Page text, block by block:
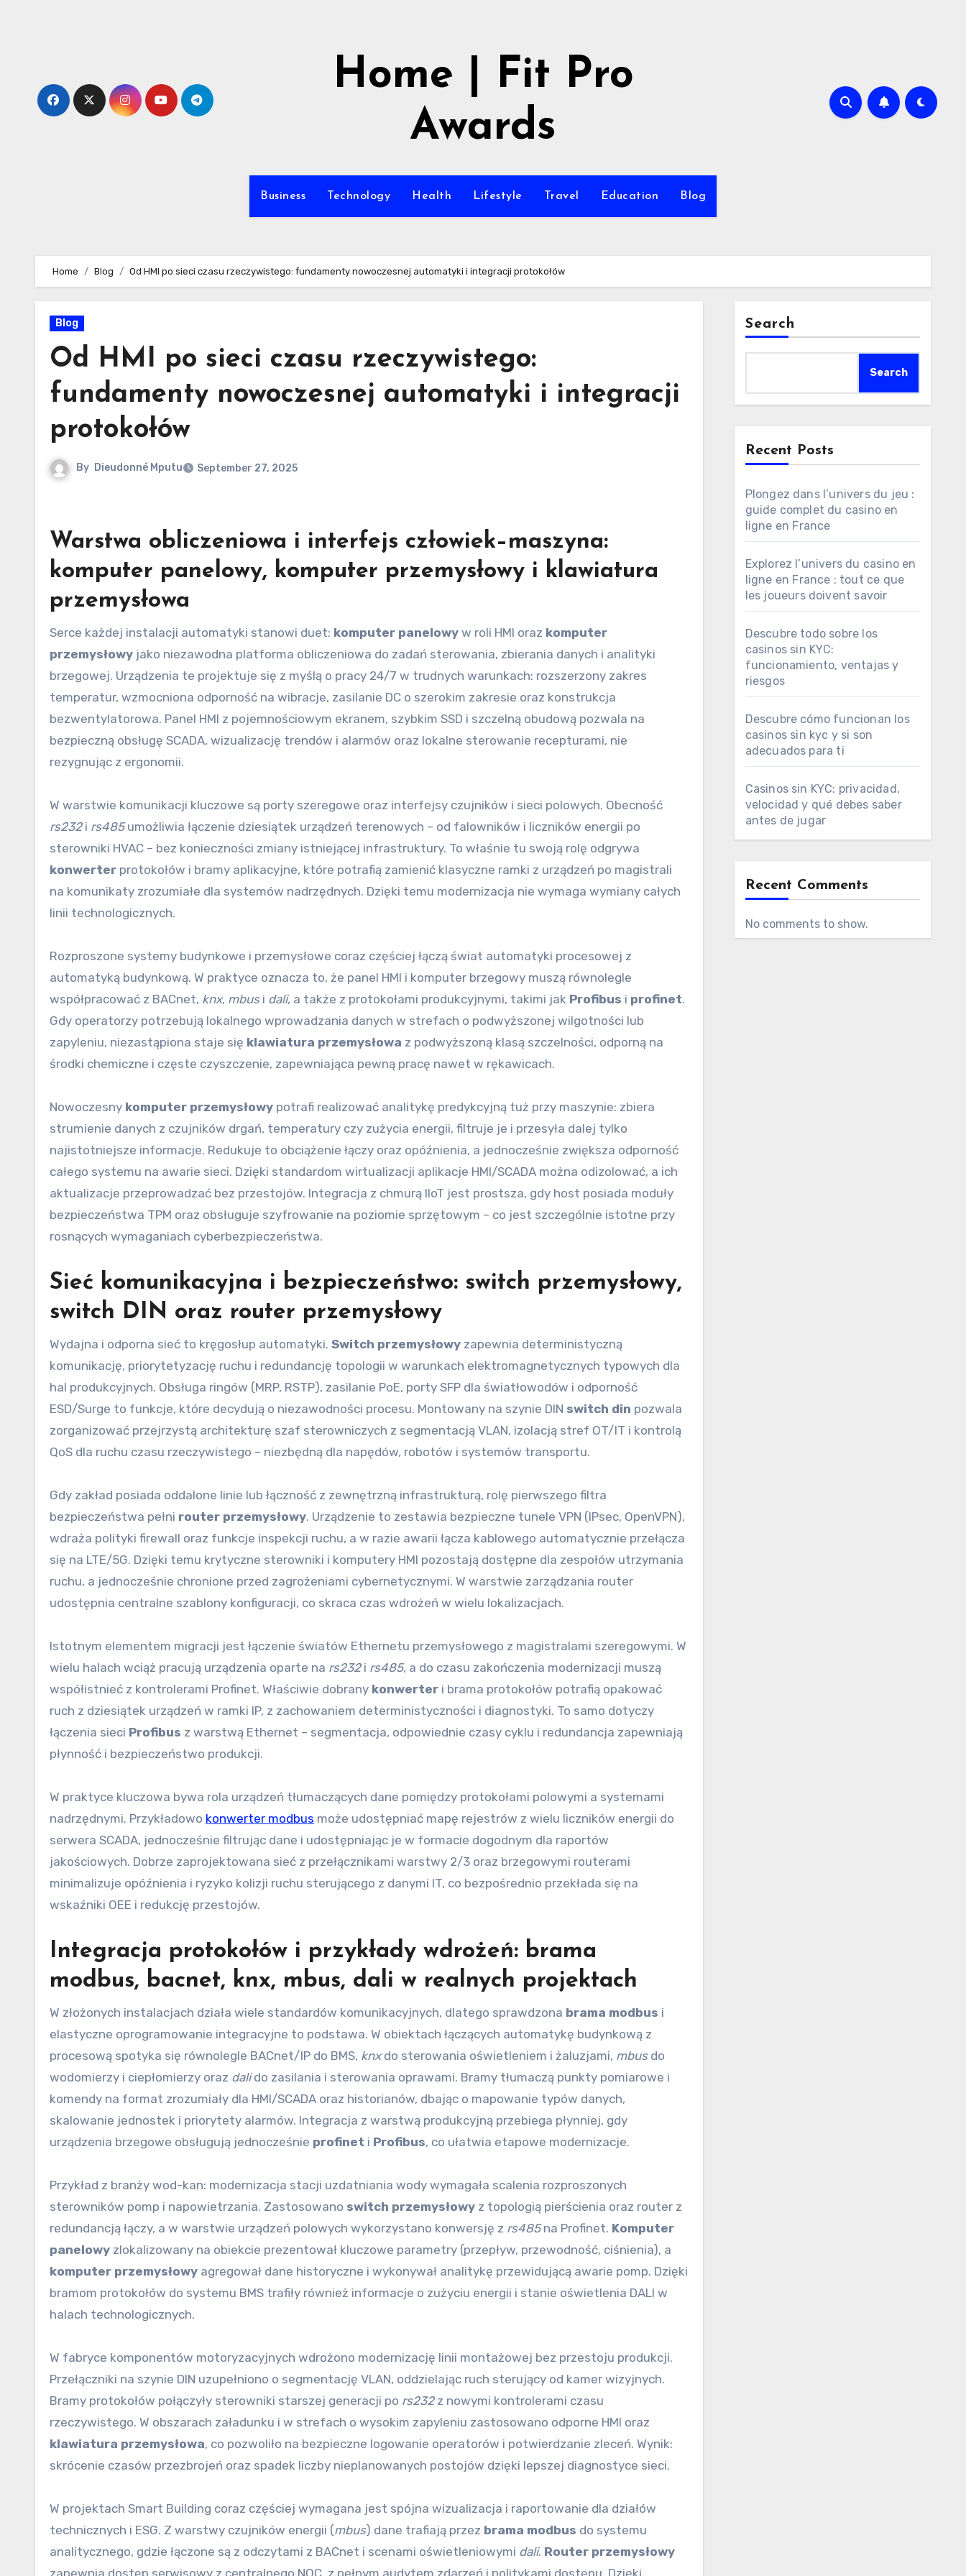
Home | Fit Pro
Awards
Business Technology Health Lifestyle Travel Education Blog
Home Blog Od HMI po sieci czasu rzeczywistego: fundamenty nowoczesnej automatyki i integracji protokołów
Blog
Od HMI po sieci czasu rzeczywistego:
fundamenty nowoczesnej automatyki i integracji
protokołów
By Dieudonné Mputu September 27, 2025
Warstwa obliczeniowa i interfejs człowiek–maszyna:
komputer panelowy, komputer przemysłowy i klawiatura
przemysłowa
Serce każdej instalacji automatyki stanowi duet: komputer panelowy w roli HMI oraz komputer
przemysłowy jako niezawodna platforma obliczeniowa do zadań sterowania, zbierania danych i analityki
brzegowej. Urządzenia te projektuje się z myślą o pracy 24/7 w trudnych warunkach: rozszerzony zakres
temperatur, wzmocniona odporność na wibracje, zasilanie DC o szerokim zakresie oraz konstrukcja
bezwentylatorowa. Panel HMI z pojemnościowym ekranem, szybkim SSD i szczelną obudową pozwala na
bezpieczną obsługę SCADA, wizualizację trendów i alarmów oraz lokalne sterowanie recepturami, nie
rezygnując z ergonomii.
W warstwie komunikacji kluczowe są porty szeregowe oraz interfejsy czujników i sieci polowych. Obecność
rs232i rs485umożliwia łączenie dziesiątek urządzeń terenowych – od falowników i liczników energii po
sterowniki HVAC – bez konieczności zmiany istniejącej infrastruktury. To właśnie tu swoją rolę odgrywa
konwerter protokołów i bramy aplikacyjne, które potrafią zamienić klasyczne ramki z urządzeń po magistrali
na komunikaty zrozumiałe dla systemów nadrzędnych. Dzięki temu modernizacja nie wymaga wymiany całych
linii technologicznych.
Rozproszone systemy budynkowe i przemysłowe coraz częściej łączą świat automatyki procesowej z
automatyką budynkową. W praktyce oznacza to, że panel HMI i komputer brzegowy muszą równolegle
współpracować z BACnet, knx, mbusi dali, a także z protokołami produkcyjnymi, takimi jak Profibus i profinet.
Gdy operatorzy potrzebują lokalnego wprowadzania danych w strefach o podwyższonej wilgotności lub
zapyleniu, niezastąpiona staje się klawiatura przemysłowa z podwyższoną klasą szczelności, odporną na
środki chemiczne i częste czyszczenie, zapewniająca pewną pracę nawet w rękawicach.
Nowoczesny komputer przemysłowy potrafi realizować analitykę predykcyjną tuż przy maszynie: zbiera
strumienie danych z czujników drgań, temperatury czy zużycia energii, filtruje je i przesyła dalej tylko
najistotniejsze informacje. Redukuje to obciążenie łączy oraz opóźnienia, a jednocześnie zwiększa odporność
całego systemu na awarie sieci. Dzięki standardom wirtualizacji aplikacje HMI/SCADA można odizolować, a ich
aktualizacje przeprowadzać bez przestojów. Integracja z chmurą IIoT jest prostsza, gdy host posiada moduły
bezpieczeństwa TPM oraz obsługuje szyfrowanie na poziomie sprzętowym – co jest szczególnie istotne przy
rosnących wymaganiach cyberbezpieczeństwa.
Sieć komunikacyjna i bezpieczeństwo: switch przemysłowy,
switch DIN oraz router przemysłowy
Wydajna i odporna sieć to kręgosłup automatyki. Switch przemysłowy zapewnia deterministyczną
komunikację, priorytetyzację ruchu i redundancję topologii w warunkach elektromagnetycznych typowych dla
hal produkcyjnych. Obsługa ringów (MRP, RSTP), zasilanie PoE, porty SFP dla światłowodów i odporność
ESD/Surge to funkcje, które decydują o niezawodności procesu. Montowany na szynie DIN switch din pozwala
zorganizować przejrzystą architekturę szaf sterowniczych z segmentacją VLAN, izolacją stref OT/IT i kontrolą
QoS dla ruchu czasu rzeczywistego – niezbędną dla napędów, robotów i systemów transportu.
Gdy zakład posiada oddalone linie lub łączność z zewnętrzną infrastrukturą, rolę pierwszego filtra
bezpieczeństwa pełni router przemysłowy. Urządzenie to zestawia bezpieczne tunele VPN (IPsec, OpenVPN),
wdraża polityki firewall oraz funkcje inspekcji ruchu, a w razie awarii łącza kablowego automatycznie przełącza
się na LTE/5G. Dzięki temu krytyczne sterowniki i komputery HMI pozostają dostępne dla zespołów utrzymania
ruchu, a jednocześnie chronione przed zagrożeniami cybernetycznymi. W warstwie zarządzania router
udostępnia centralne szablony konfiguracji, co skraca czas wdrożeń w wielu lokalizacjach.
Istotnym elementem migracji jest łączenie światów Ethernetu przemysłowego z magistralami szeregowymi. W
wielu halach wciąż pracują urządzenia oparte na rs232i rs485, a do czasu zakończenia modernizacji muszą
współistnieć z kontrolerami Profinet. Właściwie dobrany konwerter i brama protokołów potrafią opakować
ruch z dziesiątek urządzeń w ramki IP, z zachowaniem deterministyczności i diagnostyki. To samo dotyczy
łączenia sieci Profibus z warstwą Ethernet – segmentacja, odpowiednie czasy cyklu i redundancja zapewniają
płynność i bezpieczeństwo produkcji.
W praktyce kluczowa bywa rola urządzeń tłumaczących dane pomiędzy protokołami polowymi a systemami
nadrzędnymi. Przykładowo konwerter modbus może udostępniać mapę rejestrów z wielu liczników energii do
serwera SCADA, jednocześnie filtrując dane i udostępniając je w formacie dogodnym dla raportów
jakościowych. Dobrze zaprojektowana sieć z przełącznikami warstwy 2/3 oraz brzegowymi routerami
minimalizuje opóźnienia i ryzyko kolizji ruchu sterującego z danymi IT, co bezpośrednio przekłada się na
wskaźniki OEE i redukcję przestojów.
Integracja protokołów i przykłady wdrożeń: brama
modbus, bacnet, knx, mbus, dali w realnych projektach
W złożonych instalacjach działa wiele standardów komunikacyjnych, dlatego sprawdzona brama modbus i
elastyczne oprogramowanie integracyjne to podstawa. W obiektach łączących automatykę budynkową z
procesową spotyka się równolegle BACnet/IP do BMS, knxdo sterowania oświetleniem i żaluzjami, mbusdo
wodomierzy i ciepłomierzy oraz dalido zasilania i sterowania oprawami. Bramy tłumaczą punkty pomiarowe i
komendy na format zrozumiały dla HMI/SCADA oraz historianów, dbając o mapowanie typów danych,
skalowanie jednostek i priorytety alarmów. Integracja z warstwą produkcyjną przebiega płynniej, gdy
urządzenia brzegowe obsługują jednocześnie profinet i Profibus, co ułatwia etapowe modernizacje.
Przykład z branży wod-kan: modernizacja stacji uzdatniania wody wymagała scalenia rozproszonych
sterowników pomp i napowietrzania. Zastosowano switch przemysłowy z topologią pierścienia oraz router z
redundancją łączy, a w warstwie urządzeń polowych wykorzystano konwersję z rs485na Profinet. Komputer
panelowy zlokalizowany na obiekcie prezentował kluczowe parametry (przepływ, przewodność, ciśnienia), a
komputer przemysłowy agregował dane historyczne i wykonywał analitykę przewidującą awarie pomp. Dzięki
bramom protokołów do systemu BMS trafiły również informacje o zużyciu energii i stanie oświetlenia DALI w
halach technologicznych.
W fabryce komponentów motoryzacyjnych wdrożono modernizację linii montażowej bez przestoju produkcji.
Przełączniki na szynie DIN uzupełniono o segmentację VLAN, oddzielając ruch sterujący od kamer wizyjnych.
Bramy protokołów połączyły sterowniki starszej generacji po rs232z nowymi kontrolerami czasu
rzeczywistego. W obszarach załadunku i w strefach o wysokim zapyleniu zastosowano odporne HMI oraz
klawiatura przemysłowa, co pozwoliło na bezpieczne logowanie operatorów i potwierdzanie zleceń. Wynik:
skrócenie czasów przezbrojeń oraz spadek liczby nieplanowanych postojów dzięki lepszej diagnostyce sieci.
W projektach Smart Building coraz częściej wymagana jest spójna wizualizacja i raportowanie dla działów
technicznych i ESG. Z warstwy czujników energii (mbus) dane trafiają przez brama modbus do systemu
analitycznego, gdzie łączone są z odczytami z BACnet i scenami oświetleniowymi dali. Router przemysłowy
zapewnia dostęp serwisowy z centralnego NOC, z pełnym audytem zdarzeń i politykami dostępu. Dzięki
Search
Search
Recent Posts
Plongez dans l’univers du jeu :
guide complet du casino en
ligne en France
Explorez l’univers du casino en
ligne en France : tout ce que
les joueurs doivent savoir
Descubre todo sobre los
casinos sin KYC:
funcionamiento, ventajas y
riesgos
Descubre cómo funcionan los
casinos sin kyc y si son
adecuados para ti
Casinos sin KYC: privacidad,
velocidad y qué debes saber
antes de jugar
Recent Comments
No comments to show.